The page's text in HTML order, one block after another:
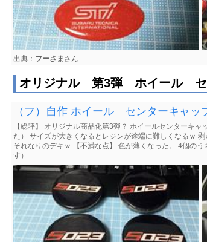
出典： フーさま さん
オリジナル 第3弾 ホイール セ
（フ）自作 ホイール センターキャッ
【総評】 オリジナル商品化第3弾？ ホイールセンターキ
た） サイズが大きくなるとレジンが途端に難しくなるｗ
それなりのデキｗ 【不満な点】 色が薄くなった。 4個の
す）